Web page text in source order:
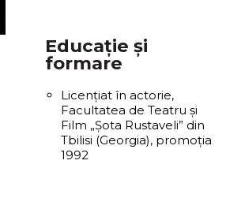
Educație și
formare
Licențiat în actorie,
Facultatea de Teatru şi
Film „Şota Rustaveli” din
Tbilisi (Georgia), promoţia
1992